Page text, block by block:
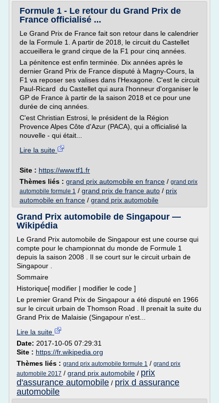
Formule 1 - Le retour du Grand Prix de
France officialisé ...
Le Grand Prix de France fait son retour dans le calendrier
de la Formule 1. A partir de 2018, le circuit du Castellet
accueillera le grand cirque de la F1 pour cinq années.
La pénitence est enfin terminée. Dix années après le
dernier Grand Prix de France disputé à Magny-Cours, la
F1 va reposer ses valises dans l'Hexagone. C'est le circuit
Paul-Ricard du Castellet qui aura l'honneur d'organiser le
GP de France à partir de la saison 2018 et ce pour une
durée de cinq années.
C'est Christian Estrosi, le président de la Région
Provence Alpes Côte d'Azur (PACA), qui a officialisé la
nouvelle - qui était...
Lire la suite
Site : https://www.tf1.fr
Thèmes liés : grand prix automobile en france / grand prix
automobile formule 1 / grand prix de france auto / prix
automobile en france / grand prix automobile
Grand Prix automobile de Singapour —
Wikipédia
Le Grand Prix automobile de Singapour est une course qui
compte pour le championnat du monde de Formule 1
depuis la saison 2008 . Il se court sur le circuit urbain de
Singapour .
Sommaire
Historique[ modifier | modifier le code ]
Le premier Grand Prix de Singapour a été disputé en 1966
sur le circuit urbain de Thomson Road . Il prenait la suite du
Grand Prix de Malaisie (Singapour n'est...
Lire la suite
Date: 2017-10-05 07:29:31
Site : https://fr.wikipedia.org
Thèmes liés : grand prix automobile formule 1 / grand prix
automobile 2017 / grand prix automobile / prix
d'assurance automobile / prix d assurance
automobile